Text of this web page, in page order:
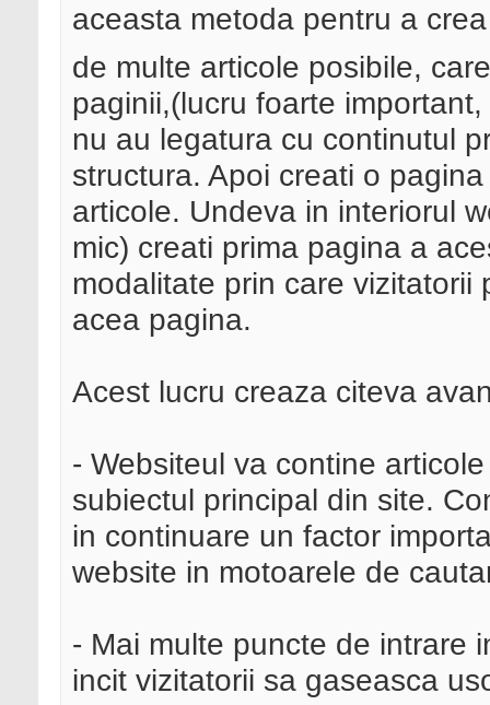
aceasta metoda pentru a crea
de multe articole posibile,
paginii,(lucru foarte
nu au legatura cu continutul
structura. Apoi creati o
articole. Undeva in interiorul
mic) creati prima pagina a
modalitate prin care
acea pagina.
Acest lucru creaza citeva
- Websiteul va contine
subiectul principal din site.
in continuare un factor
website in motoarele de
- Mai multe puncte de intrare
incit vizitatorii sa gaseasca